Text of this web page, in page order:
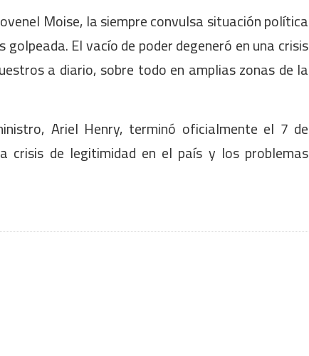
Moise, la siempre convulsa situación política
El vacío de poder degeneró en una crisis
a diario, sobre todo en amplias zonas de la
Ariel Henry, terminó oficialmente el 7 de
crisis de legitimidad en el país y los problemas